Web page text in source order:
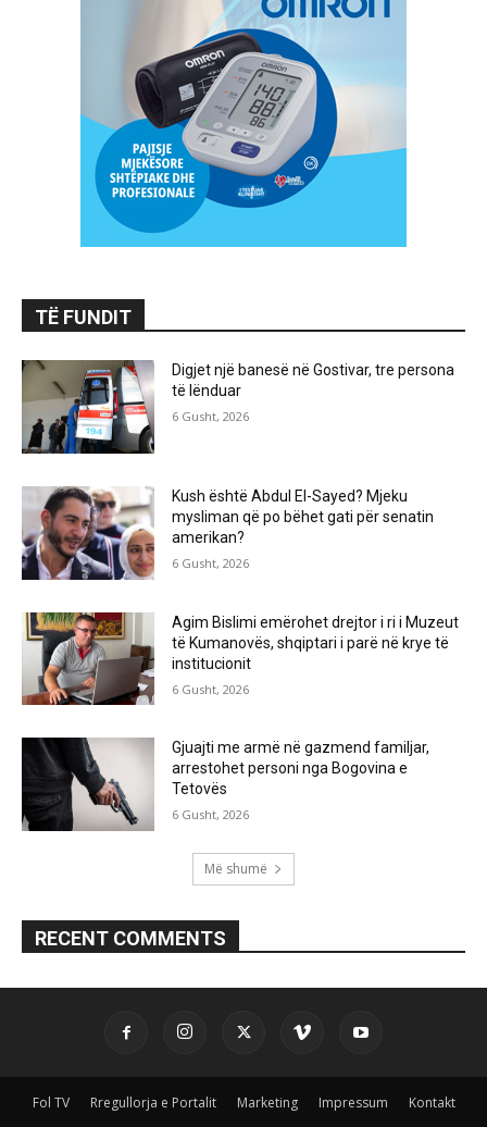
TË FUNDIT
Digjet një banesë në Gostivar, tre persona
të lënduar
6 Gusht, 2026
Kush është Abdul El-Sayed? Mjeku
mysliman që po bëhet gati për senatin
amerikan?
6 Gusht, 2026
Agim Bislimi emërohet drejtor i ri i Muzeut
të Kumanovës, shqiptari i parë në krye të
institucionit
6 Gusht, 2026
Gjuajti me armë në gazmend familjar,
arrestohet personi nga Bogovina e
Tetovës
6 Gusht, 2026
Më shumë
RECENT COMMENTS
Fol TV Rregullorja e Portalit Marketing Impressum Kontakt